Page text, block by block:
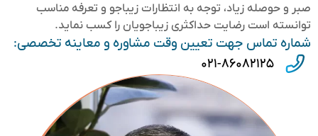
صبر و حوصله زیاد، توجه به انتظارات زیباجو و تعرفه مناسب
توانسته است رضایت حداکثری زیباجویان را کسب نماید.
شماره تماس جهت تعیین وقت مشاوره و معاینه تخصصی:
۰۲۱-۸۶۰۸۲۱۲۵